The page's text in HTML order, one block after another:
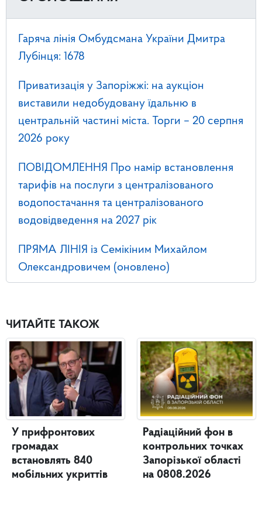
Гаряча лінія Омбудсмана України Дмитра
Лубінця: 1678
Приватизація у Запоріжжі: на аукціон
виставили недобудовану їдальню в
центральній частині міста. Торги – 20 серпня
2026 року
ПОВІДОМЛЕННЯ Про намір встановлення
тарифів на послуги з централізованого
водопостачання та централізованого
водовідведення на 2027 рік
ПРЯМА ЛІНІЯ із Семікіним Михайлом
Олександровичем (оновлено)
ЧИТАЙТЕ ТАКОЖ
У прифронтових
громадах
встановлять 840
мобільних укриттів
Радіаційний фон в
контрольних точках
Запорізької області
на 0808.2026